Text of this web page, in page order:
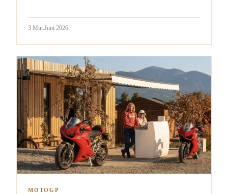
3 Min. Juni 2026
MOTOGP